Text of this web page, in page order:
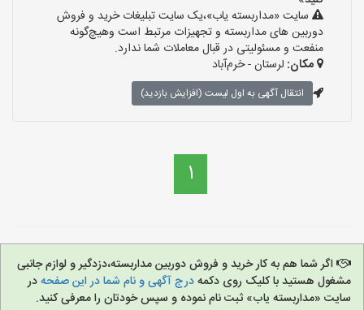
سایت «مداربسته یاب»،یک سایت تبلیغات خرید و فروش
دوربین های مداربسته و تجهیزات مرتبط است وهیچ‌گونه
منفعت و مسئولیتی در قبال معاملات شما ندارد.
مکان: لرستان - خرم‌آباد
انتقال آگهی به اول لیست (افزایش بازدید)
1
اگر شما هم به کار خرید و فروش دوربین مداربسته،دزدگیر و لوازم جانبی
مشغول هستید با کلیک روی دکمهدرج آگهی و نام شما در این صفحهدر
سایت «مداربسته یاب» ثبت نام نموده و سپس خودتان را معرفی کنید.